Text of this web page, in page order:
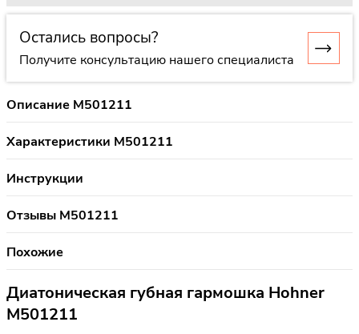
Остались вопросы?
Получите консультацию нашего специалиста
Описание M501211
Характеристики M501211
Инструкции
Отзывы M501211
Похожие
Диатоническая губная гармошка Hohner
M501211